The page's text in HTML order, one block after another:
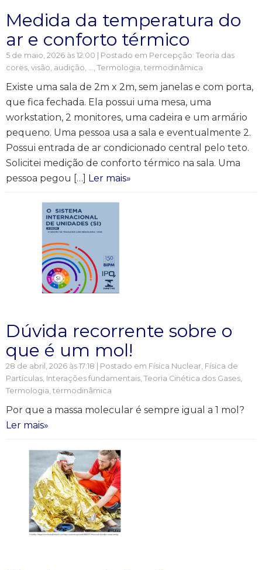
Medida da temperatura do
ar e conforto térmico
5 de maio, 2026 às 12:00 | Postado em Percepção: Teoria das
cores, visão, audição, ..., Termologia, termodinâmica
Existe uma sala de 2m x 2m, sem janelas e com porta,
que fica fechada. Ela possui uma mesa, uma
workstation, 2 monitores, uma cadeira e um armário
pequeno. Uma pessoa usa a sala e eventualmente 2.
Possui entrada de ar condicionado central pelo teto.
Solicitei medição de conforto térmico na sala. Uma
pessoa pegou […] Ler mais»
Dúvida recorrente sobre o
que é um mol!
28 de abril, 2026 às 17:18 | Postado em Física Nuclear, Física de
Partículas, Interações fundamentais, Teoria Cinética dos Gases,
Termologia, termodinâmica
Por que a massa molecular é sempre igual a 1 mol?
Ler mais»